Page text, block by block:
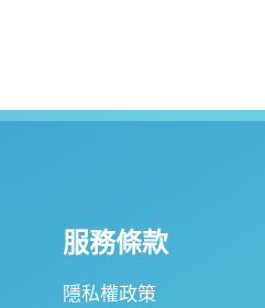
服務條款
隱私權政策